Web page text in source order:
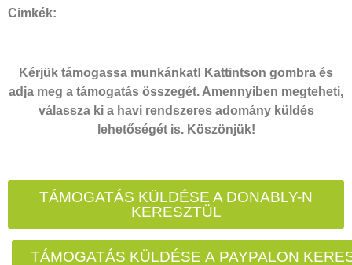
Cimkék:
Kérjük támogassa munkánkat! Kattintson gombra és
adja meg a támogatás összegét. Amennyiben megteheti,
válassza ki a havi rendszeres adomány küldés
lehetőségét is. Köszönjük!
TÁMOGATÁS KÜLDÉSE A DONABLY-N
KERESZTÜL
TÁMOGATÁS KÜLDÉSE A PAYPALON